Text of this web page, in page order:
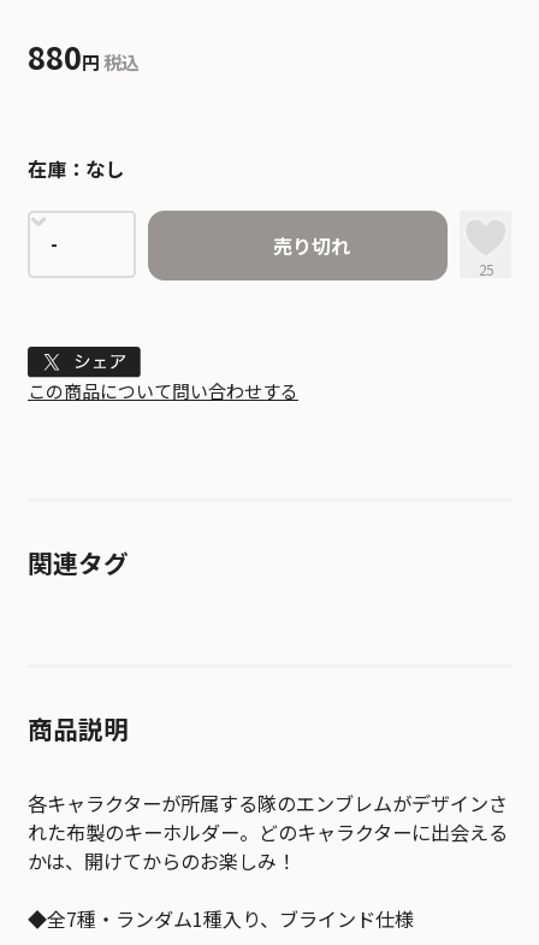
880円 税込
在庫： なし
売り切れ
25
Tweet
この商品について問い合わせする
関連タグ
商品説明
各キャラクターが所属する隊のエンブレムがデザインさ
れた布製のキーホルダー。どのキャラクターに出会える
かは、開けてからのお楽しみ！
◆全7種・ランダム1種入り、ブラインド仕様